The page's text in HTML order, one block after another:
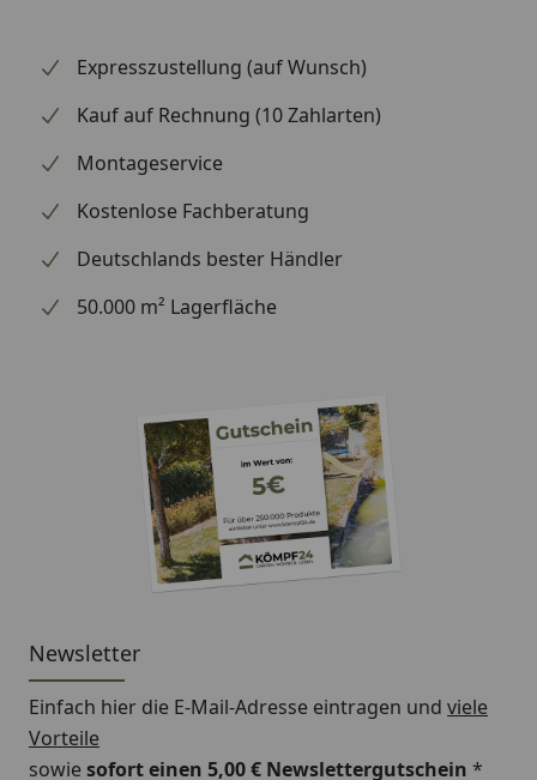
Expresszustellung (auf Wunsch)
Kauf auf Rechnung (10 Zahlarten)
Montageservice
Kostenlose Fachberatung
Deutschlands bester Händler
50.000 m² Lagerfläche
Newsletter
Einfach hier die E-Mail-Adresse eintragen und viele
Vorteile
sowiesofort einen 5,00 € Newslettergutschein *